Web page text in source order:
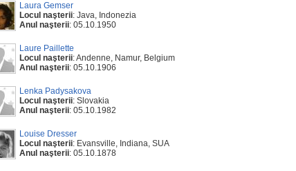
Laura Gemser
Locul naşterii: Java, Indonezia
Anul naşterii: 05.10.1950
Laure Paillette
Locul naşterii: Andenne, Namur, Belgium
Anul naşterii: 05.10.1906
Lenka Padysakova
Locul naşterii: Slovakia
Anul naşterii: 05.10.1982
Louise Dresser
Locul naşterii: Evansville, Indiana, SUA
Anul naşterii: 05.10.1878